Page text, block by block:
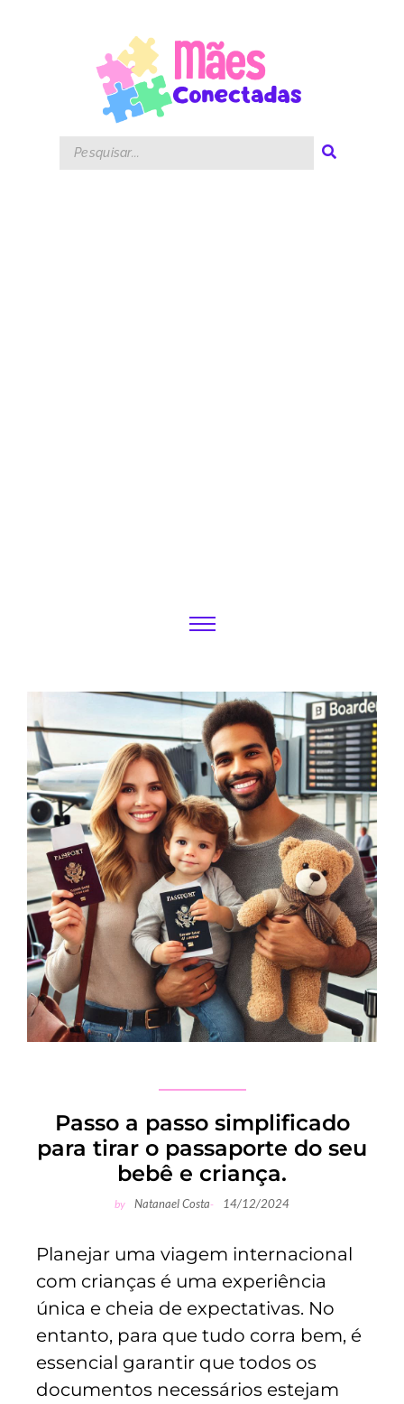
Passo a passo simplificado
para tirar o passaporte do seu
bebê e criança.
by Natanael Costa- 14/12/2024
Planejar uma viagem internacional
com crianças é uma experiência
única e cheia de expectativas. No
entanto, para que tudo corra bem, é
essencial garantir que todos os
documentos necessários estejam